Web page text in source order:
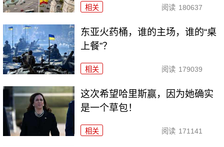
相关 阅读 180637
东亚火药桶，谁的主场，谁的“桌
上餐”？
相关 阅读 179039
这次希望哈里斯赢，因为她确实
是一个草包！
相关 阅读 171141